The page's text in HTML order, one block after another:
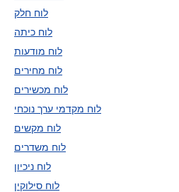
לוח חלק
לוח כיתה
לוח מודעות
לוח מחירים
לוח מכשירים
לוח מקדמי ערך נוכחי
לוח מקשים
לוח משדרים
לוח ניכיון
לוח סילוקין